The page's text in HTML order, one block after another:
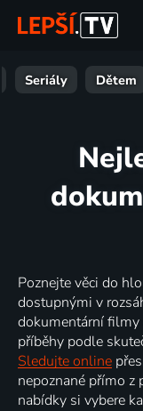
Seriály Dětem
Poznejte věci do
dostupnými v
dokumentární
příběhy podle
Sledujte online
nepoznané přímo z
nabídky si vybere